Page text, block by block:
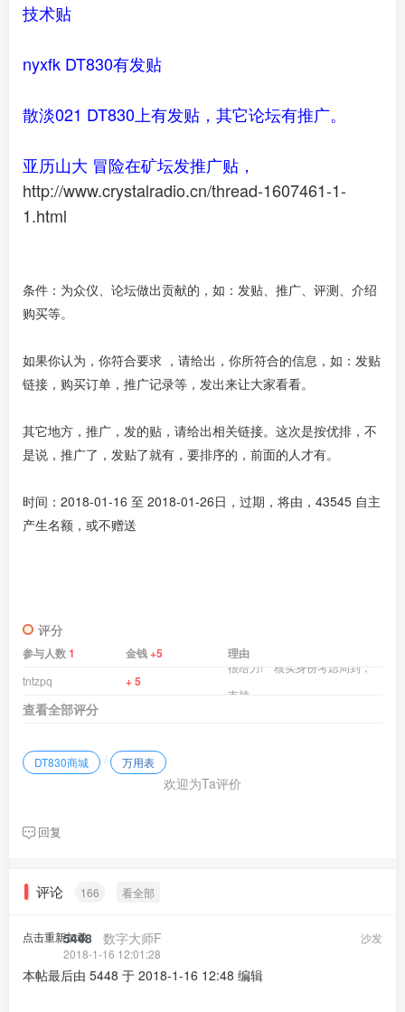
技术贴
nyxfk DT830有发贴
散淡021 DT830上有发贴，其它论坛有推广。
亚历山大 冒险在矿坛发推广贴，
http://www.crystalradio.cn/thread-1607461-1-
1.html
条件：为众仪、论坛做出贡献的，如：发贴、推广、评测、介绍
购买等。
如果你认为，你符合要求 ，请给出，你所符合的信息，如：发贴
链接，购买订单，推广记录等，发出来让大家看看。
其它地方，推广，发的贴，请给出相关链接。这次是按优排，不
是说，推广了，发贴了就有，要排序的，前面的人才有。
时间：2018-01-16 至 2018-01-26日，过期，将由，43545 自主
产生名额，或不赠送
评分
参与人数1 金钱+5 理由
tntzpq + 5
很给力! 核实身份考虑周到，
支持。.
查看全部评分
DT830商城 / 万用表
欢迎为Ta评价
回复
评论 166 看全部
点击重新加载 沙发
5448 数字大师F
2018-1-16 12:01:28
本帖最后由 5448 于 2018-1-16 12:48 编辑